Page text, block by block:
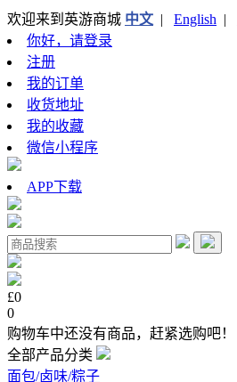
欢迎来到英游商城 中文 | English |
你好，请登录
注册
我的订单
收货地址
我的收藏
微信小程序
APP下载
£0
0
购物车中还没有商品，赶紧选购吧！
全部产品分类
面包/卤味/粽子